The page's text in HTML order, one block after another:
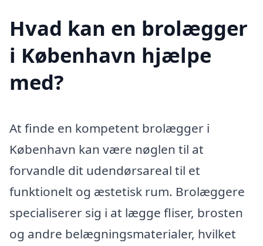
Hvad kan en brolægger
i København hjælpe
med?
At finde en kompetent brolægger i
København kan være nøglen til at
forvandle dit udendørsareal til et
funktionelt og æstetisk rum. Brolæggere
specialiserer sig i at lægge fliser, brosten
og andre belægningsmaterialer, hvilket